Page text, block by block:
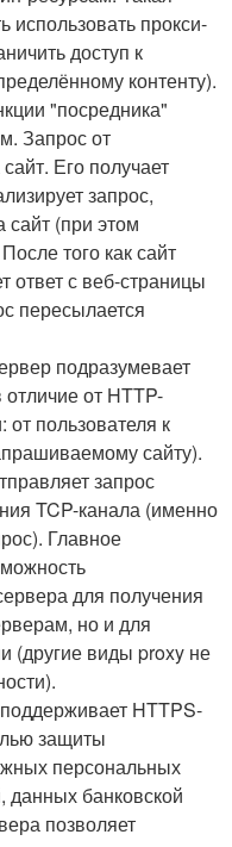
использовать прокси-
доступ к
контенту).
"посредника"
Запрос от
Его получает
запрос,
сайт (при этом
того как сайт
ответ с веб-страницы
пересылается
подразумевает
от HTTP-
пользователя к
сайту).
запрос
TCP-канала (именно
Главное
для получения
но и для
(другие виды proxy не
HTTPS-
защиты
персональных
банковской
позволяет